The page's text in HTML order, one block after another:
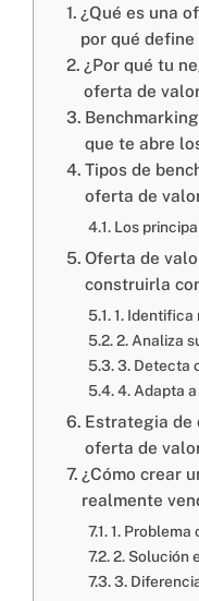
¿Qué es una
por qué
¿Por qué tu
oferta de
que te abre
Tipos de
oferta de
Los
Oferta de
construirla
1. Identifica
2. Analiza
3. Detecta
4. Adapta
Estrategia de
oferta de
¿Cómo crear
realmente
1. Problema
2. Solución
3.
CERTIFICACIONES: